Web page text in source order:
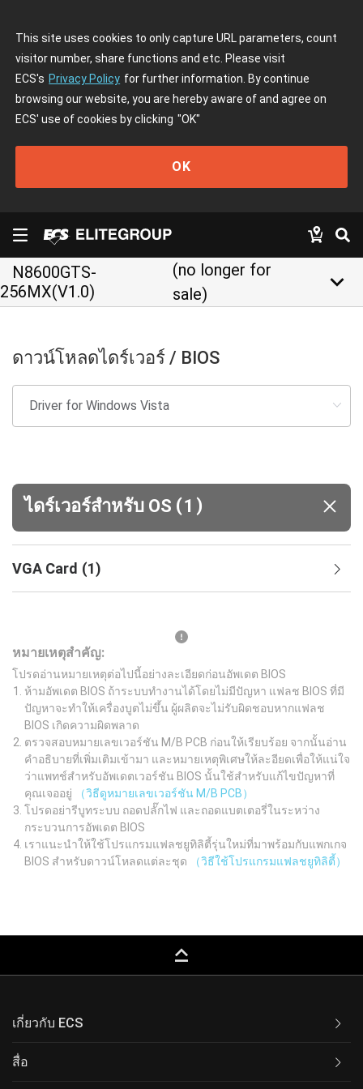
This site uses cookies to only capture URL parameters, count
visitor number, share functions and etc. Please visit
ECS's Privacy Policy for further information. By continue
browsing our website, you are hereby aware of and agree on
ECS' use of cookies by clicking "OK"
OK
N8600GTS-
256MX(V1.0)
(no longer for
sale)
keyboard_arrow_down
ดาวน์โหลดไดร์เวอร์ / BIOS
ไดร์เวอร์สำหรับ OS (1 )
VGA Card (1)
หมายเหตุสำคัญ:
โปรดอ่านหมายเหตุต่อไปนี้อย่างละเอียดก่อนอัพเดต BIOS
ห้ามอัพเดต BIOS ถ้าระบบทำงานได้โดยไม่มีปัญหา แฟลช BIOS ที่มี
ปัญหาจะทำให้เครื่องบูตไม่ขึ้น ผู้ผลิตจะไม่รับผิดชอบหากแฟลช
BIOS เกิดความผิดพลาด
ตรวจสอบหมายเลขเวอร์ชัน M/B PCB ก่อนให้เรียบร้อย จากนั้นอ่าน
คำอธิบายที่เพิ่มเติมเข้ามา และหมายเหตุพิเศษให้ละอียดเพื่อให้แน่ใจ
ว่าแพทช์สำหรับอัพเดตเวอร์ชัน BIOS นั้นใช้สำหรับแก้ไขปัญหาที่
คุณเจออยู่
（วิธีดูหมายเลขเวอร์ชัน M/B PCB）
โปรดอย่ารีบูทระบบ ถอดปลั๊กไฟ และถอดแบตเตอรี่ในระหว่าง
กระบวนการอัพเดต BIOS
เราแนะนำให้ใช้โปรแกรมแฟลชยูทิลิตี้รุ่นใหม่ที่มาพร้อมกับแพกเกจ
BIOS สำหรับดาวน์โหลดแต่ละชุด
（วิธีใช้โปรแกรมแฟลชยูทิลิตี้）
keyboard_capslock
เกี่ยวกับ ECS
สื่อ